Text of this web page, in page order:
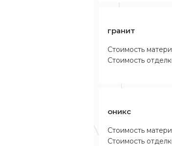
гранит
Стоимость
Стоимость
оникс
Стоимость
Стоимость